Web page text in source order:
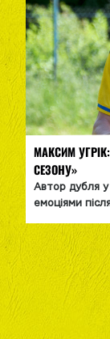
МАКСИМ
СЕЗОНУ»
Автор дубля у
емоціями